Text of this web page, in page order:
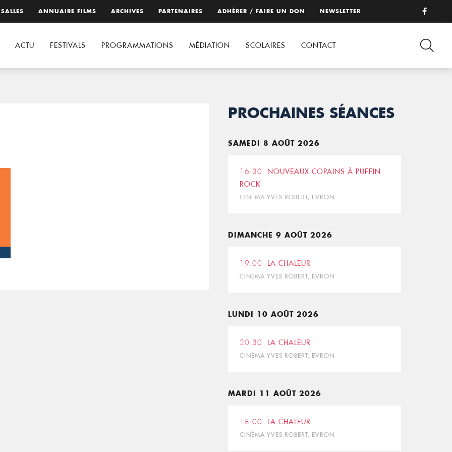
ANNUAIRE FILMS ARCHIVES PARTENAIRES ADHÉRER / FAIRE UN DON NEWSLETTER
ACTU FESTIVALS PROGRAMMATIONS MÉDIATION SCOLAIRES CONTACT
PROCHAINES SÉANCES
SAMEDI 8 AOÛT 2026
16:30
NOUVEAUX COPAINS À PUFFIN
ROCK
CINÉMA YVES ROBERT, EVRON
DIMANCHE 9 AOÛT 2026
19:00 LA CHALEUR
CINÉMA YVES ROBERT, EVRON
LUNDI 10 AOÛT 2026
20:30 LA CHALEUR
CINÉMA YVES ROBERT, EVRON
MARDI 11 AOÛT 2026
18:00 LA CHALEUR
CINÉMA YVES ROBERT, EVRON